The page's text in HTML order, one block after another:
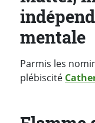
mentale
Parmis les
plébiscité